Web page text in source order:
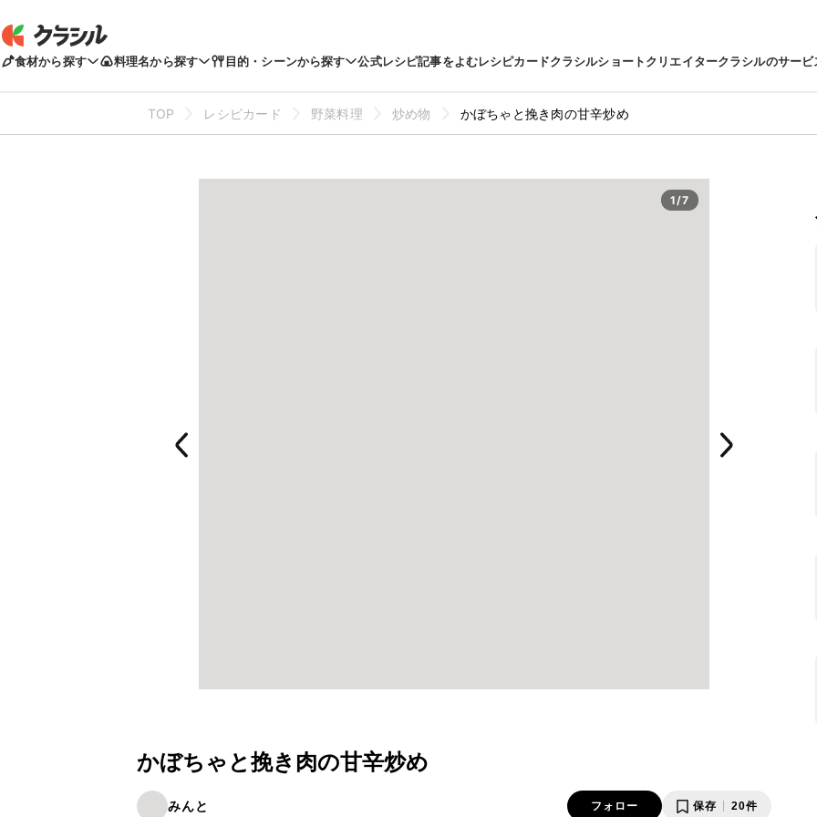
食材から探す 料理名から探す 目的・シーンから探す 公式レシピ記事をよむレシピカードクラシルショートクリエイタークラシルのサービ
TOP レシピカード 野菜料理 炒め物 かぼちゃと挽き肉の甘辛炒め
1/7
かぼちゃと挽き肉の甘辛炒め
みんと フォロー 保存 20件